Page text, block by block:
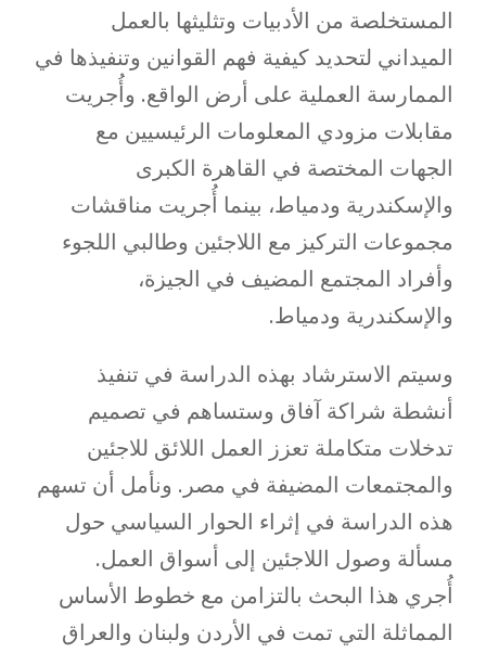
المستخلصة من الأدبيات وتثليثها بالعمل
الميداني لتحديد كيفية فهم القوانين وتنفيذها في
الممارسة العملية على أرض الواقع. وأُجريت
مقابلات مزودي المعلومات الرئيسيين مع
الجهات المختصة في القاهرة الكبرى
والإسكندرية ودمياط، بينما أُجريت مناقشات
مجموعات التركيز مع اللاجئين وطالبي اللجوء
وأفراد المجتمع المضيف في الجيزة،
والإسكندرية ودمياط.
وسيتم الاسترشاد بهذه الدراسة في تنفيذ
أنشطة شراكة آفاق وستساهم في تصميم
تدخلات متكاملة تعزز العمل اللائق للاجئين
والمجتمعات المضيفة في مصر. ونأمل أن تسهم
هذه الدراسة في إثراء الحوار السياسي حول
مسألة وصول اللاجئين إلى أسواق العمل.
أُجري هذا البحث بالتزامن مع خطوط الأساس
المماثلة التي تمت في الأردن ولبنان والعراق